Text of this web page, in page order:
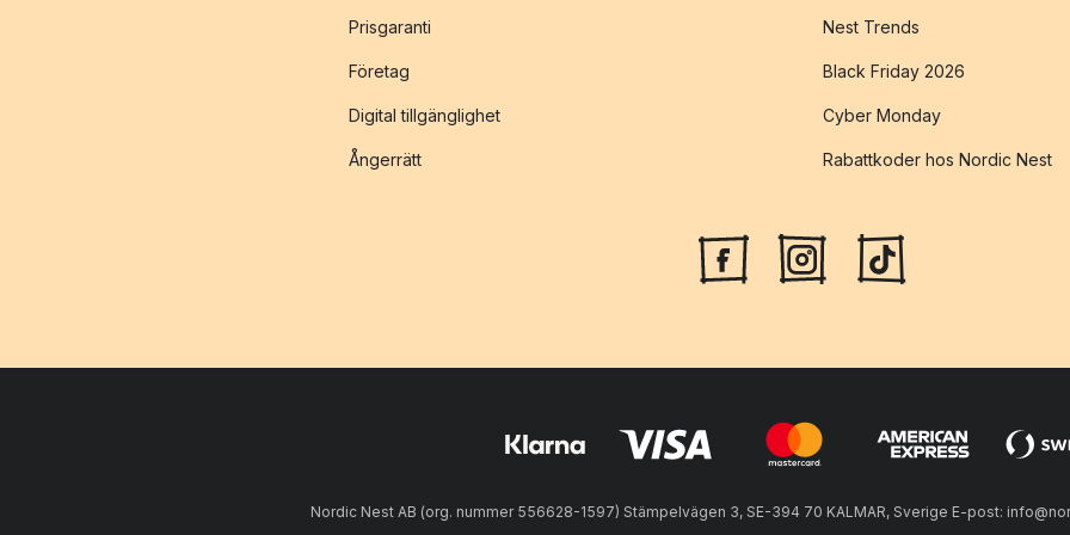
Prisgaranti
Företag
Digital tillgänglighet
Ångerrätt
Nest Trends
Black Friday 2026
Cyber Monday
Rabattkoder hos Nordic Nest
Nordic Nest AB (org. nummer 556628-1597) Stämpelvägen 3, SE-394 70 KALMAR, Sverige E-post: